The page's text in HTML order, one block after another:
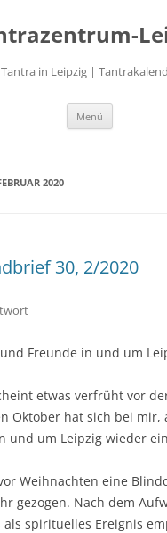
Tantra in Leipzig |
Menü
2020
30, 2/2020
Freunde in und um
etwas verfrüht vor
Oktober hat sich bei mir,
und um Leipzig wieder
Weihnachten eine
gezogen. Nach dem
als spirituelles Ereignis